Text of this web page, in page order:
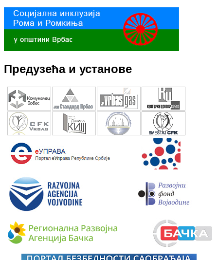
Предузећа и установе